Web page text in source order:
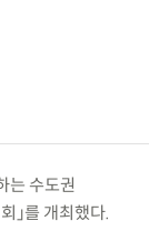
는 수도권
」를 개최했다.